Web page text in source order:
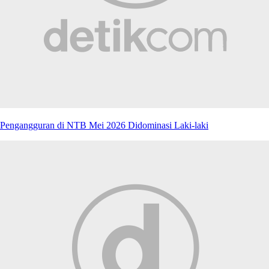
Pengangguran di NTB Mei 2026 Didominasi Laki-laki